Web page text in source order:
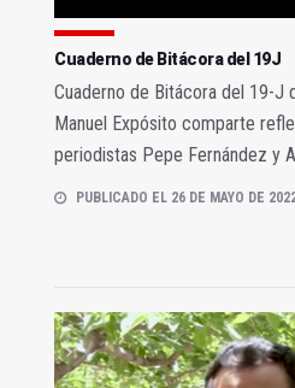
Cuaderno de Bitácora del 19J
Cuaderno de Bitácora del 19-J
Manuel Expósito comparte
periodistas Pepe Fernández y
PUBLICADO EL 26 DE MAYO DE